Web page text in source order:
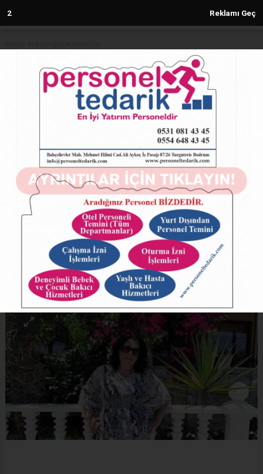
1 Reklamı Geç
Anasayfa TÜRKİYE
48 Yıllık Sır Ortaya Çıktı: Babası
Bildiği Kişi Gerçek Babasının Katili
Çıktı!
TÜRKİYE
19.02.2025 - 10:05, Güncelleme: 19.02.2025 - 10:05
5443+ kez okundu.
48 Yıllık Sır Ortaya Çıktı: Babası Bildiği Kişi Gerçek
Babasının Katili Çıktı!
ABONE OL